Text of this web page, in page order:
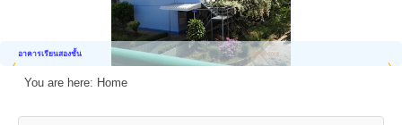
อาคารเรียนสองชั้น
You are here: Home